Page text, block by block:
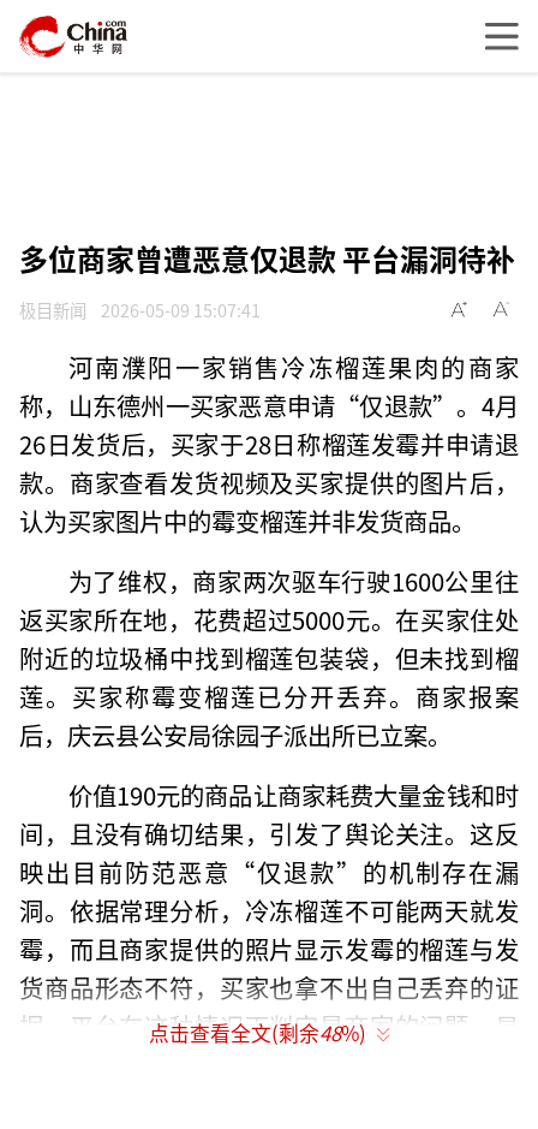
多位商家曾遭恶意仅退款 平台漏洞待补
极目新闻 2026-05-09 15:07:41
河南濮阳一家销售冷冻榴莲果肉的商家
称，山东德州一买家恶意申请“仅退款”。4月
26日发货后，买家于28日称榴莲发霉并申请退
款。商家查看发货视频及买家提供的图片后，
认为买家图片中的霉变榴莲并非发货商品。
为了维权，商家两次驱车行驶1600公里往
返买家所在地，花费超过5000元。在买家住处
附近的垃圾桶中找到榴莲包装袋，但未找到榴
莲。买家称霉变榴莲已分开丢弃。商家报案
后，庆云县公安局徐园子派出所已立案。
价值190元的商品让商家耗费大量金钱和时
间，且没有确切结果，引发了舆论关注。这反
映出目前防范恶意“仅退款”的机制存在漏
洞。依据常理分析，冷冻榴莲不可能两天就发
霉，而且商家提供的照片显示发霉的榴莲与发
货商品形态不符，买家也拿不出自己丢弃的证
据。平台在这种情况下判定是商家的问题，显
点击查看全文(剩余48%)